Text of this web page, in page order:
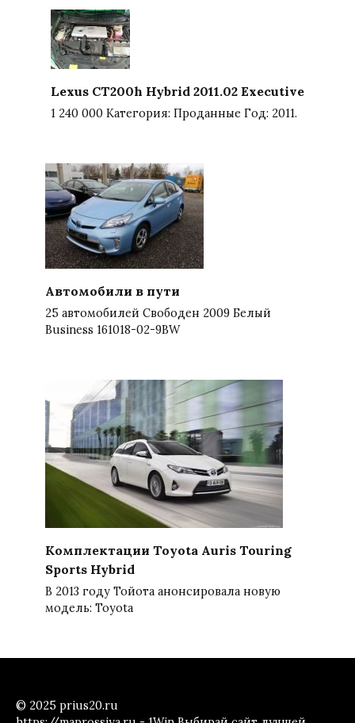
Lexus CT200h Hybrid 2011.02 Executive
1 240 000 Категория: Проданные Год: 2011.
Автомобили в пути
25 автомобилей Свободен 2009 Белый
Business 161018-02-9BW
Комплектации Toyota Auris Touring
Sports Hybrid
В 2013 году Тойота анонсировала новую
модель: Toyota
© 2025 prius20.ru